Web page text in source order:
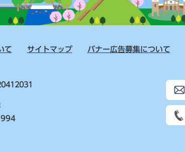
て サイトマップ バナー広告募集について